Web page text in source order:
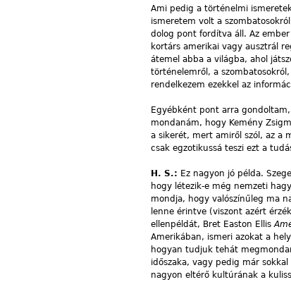
Ami pedig a történelmi
ismeretem volt a
dolog pont fordítva áll. Az
kortárs amerikai vagy ausztrál
átemel abba a világba, ahol
történelemről, a
rendelkezem ezekkel az
Egyébként pont arra
mondanám, hogy Kemény
a sikerét, mert amiről szól, az a
csak egzotikussá teszi ezt a
H. S.: Ez nagyon jó példa.
hogy létezik-e még nemzeti
mondja, hogy valószínűleg ma
lenne érintve (viszont azért
ellenpéldát, Bret Easton Ellis
Amerikában, ismeri azokat a
hogyan tudjuk tehát
időszaka, vagy pedig már
nagyon eltérő kultúrának a